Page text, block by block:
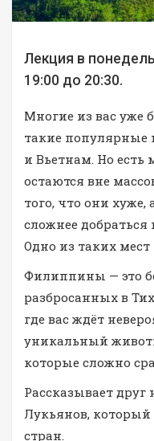
Лекция в
19:00 до 20:30.
Многие из вас уже
такие популярные
и Вьетнам. Но есть
остаются вне
того, что они хуже,
сложнее
Одно из таких
Филиппины — это
разбросанных в
где вас ждёт
уникальный
которые сложно
Рассказывает друг
Лукьянов, который
стран.